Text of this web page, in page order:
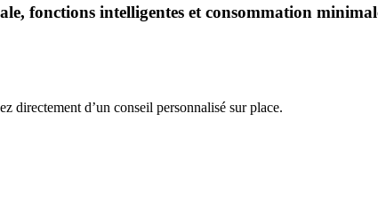
fonctions intelligentes et consommation
directement d’un conseil personnalisé sur place.